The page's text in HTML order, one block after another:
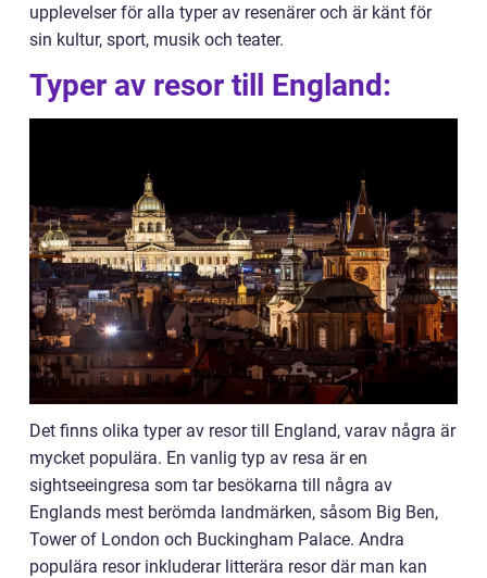
upplevelser för alla typer av resenärer och är känt för
sin kultur, sport, musik och teater.
Typer av resor till England:
Det finns olika typer av resor till England, varav några är
mycket populära. En vanlig typ av resa är en
sightseeingresa som tar besökarna till några av
Englands mest berömda landmärken, såsom Big Ben,
Tower of London och Buckingham Palace. Andra
populära resor inkluderar litterära resor där man kan